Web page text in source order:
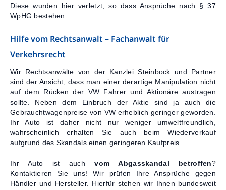
Diese wurden hier verletzt, so dass Ansprüche nach § 37
WpHG bestehen.
Hilfe vom Rechtsanwalt – Fachanwalt für
Verkehrsrecht
Wir Rechtsanwälte von der Kanzlei Steinbock und Partner
sind der Ansicht, dass man einer derartige Manipulation nicht
auf dem Rücken der VW Fahrer und Aktionäre austragen
sollte. Neben dem Einbruch der Aktie sind ja auch die
Gebrauchtwagenpreise von VW erheblich geringer geworden.
Ihr Auto ist daher nicht nur weniger umweltfreundlich,
wahrscheinlich erhalten Sie auch beim Wiederverkauf
aufgrund des Skandals einen geringeren Kaufpreis.
Ihr Auto ist auchvom Abgasskandal betroffen?
Kontaktieren Sie uns! Wir prüfen Ihre Ansprüche gegen
Händler und Hersteller. Hierfür stehen wir Ihnen bundesweit